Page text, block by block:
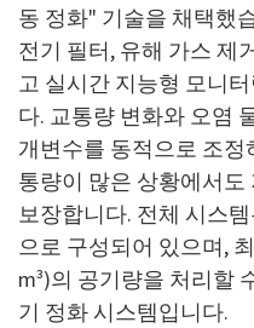
동 정화" 기술을 채택했
전기 필터, 유해 가스 제
고 실시간 지능형 모니
다. 교통량 변화와 오염
개변수를 동적으로 조
통량이 많은 상황에서
보장합니다. 전체 시스
으로 구성되어 있으며,
m³)의 공기량을 처리할
기 정화 시스템입니다.